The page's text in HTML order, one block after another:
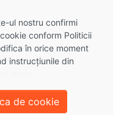
ul nostru confirmi
conform Politicii
în orice moment
instrucțiunile din
de cookie